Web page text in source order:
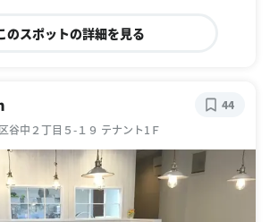
のスポットの詳細を見る
谷中２丁目５-１９ テナント1Ｆ
44